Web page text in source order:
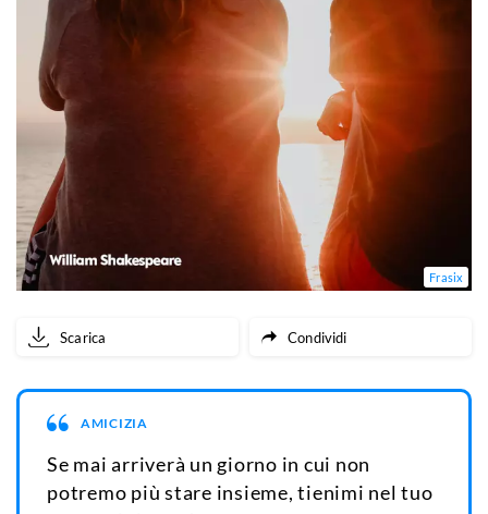
Frasix
Scarica Condividi
AMICIZIA
Se mai arriverà un giorno in cui non
potremo più stare insieme, tienimi nel tuo